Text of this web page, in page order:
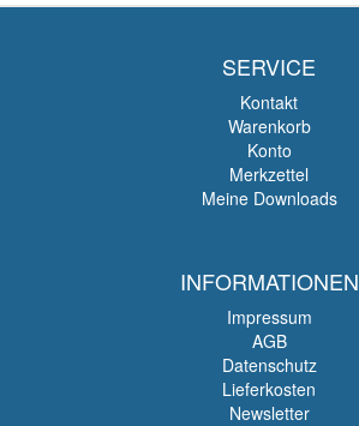
SERVICE
Kontakt
Warenkorb
Konto
Merkzettel
Meine Downloads
INFORMATIONEN
Impressum
AGB
Datenschutz
Lieferkosten
Newsletter